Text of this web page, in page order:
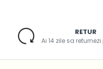
RETUR
Ai 14 zile sa